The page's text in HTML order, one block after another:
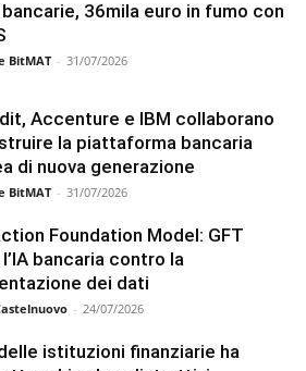
36mila euro in fumo con
BitMAT - 31/07/2026
Accenture e IBM collaborano
la piattaforma bancaria
di nuova generazione
BitMAT - 31/07/2026
Foundation Model: GFT
bancaria contro la
dei dati
- 24/07/2026
istituzioni finanziarie ha